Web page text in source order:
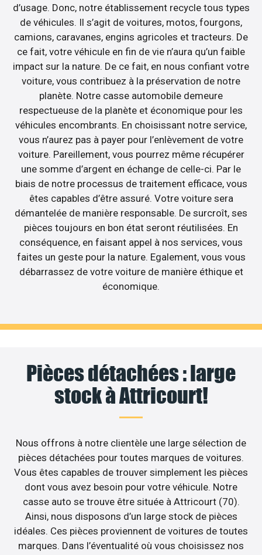
d’usage. Donc, notre établissement recycle tous types
de véhicules. Il s’agit de voitures, motos, fourgons,
camions, caravanes, engins agricoles et tracteurs. De
ce fait, votre véhicule en fin de vie n’aura qu’un faible
impact sur la nature. De ce fait, en nous confiant votre
voiture, vous contribuez à la préservation de notre
planète. Notre casse automobile demeure
respectueuse de la planète et économique pour les
véhicules encombrants. En choisissant notre service,
vous n’aurez pas à payer pour l’enlèvement de votre
voiture. Pareillement, vous pourrez même récupérer
une somme d’argent en échange de celle-ci. Par le
biais de notre processus de traitement efficace, vous
êtes capables d’être assuré. Votre voiture sera
démantelée de manière responsable. De surcroît, ses
pièces toujours en bon état seront réutilisées. En
conséquence, en faisant appel à nos services, vous
faites un geste pour la nature. Egalement, vous vous
débarrassez de votre voiture de manière éthique et
économique.
Pièces détachées : large
stock à Attricourt!
Nous offrons à notre clientèle une large sélection de
pièces détachées pour toutes marques de voitures.
Vous êtes capables de trouver simplement les pièces
dont vous avez besoin pour votre véhicule. Notre
casse auto se trouve être située à Attricourt (70).
Ainsi, nous disposons d’un large stock de pièces
idéales. Ces pièces proviennent de voitures de toutes
marques. Dans l’éventualité où vous choisissez nos